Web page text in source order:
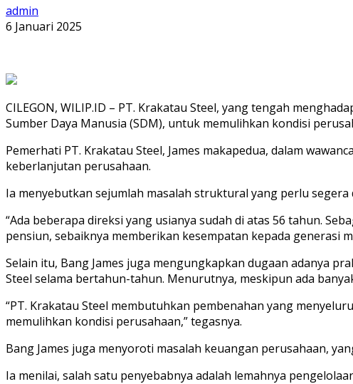
admin
6 Januari 2025
CILEGON, WILIP.ID – PT. Krakatau Steel, yang tengah
Sumber Daya Manusia (SDM), untuk memulihkan kondisi
Pemerhati PT. Krakatau Steel, James makapedua, dalam
keberlanjutan perusahaan.
Ia menyebutkan sejumlah masalah struktural yang perlu
“Ada beberapa direksi yang usianya sudah di atas 56 tahun.
pensiun, sebaiknya memberikan kesempatan kepada generasi
Selain itu, Bang James juga mengungkapkan dugaan adanya
Steel selama bertahun-tahun. Menurutnya, meskipun ada
“PT. Krakatau Steel membutuhkan pembenahan yang
memulihkan kondisi perusahaan,” tegasnya.
Bang James juga menyoroti masalah keuangan perusahaan,
Ia menilai, salah satu penyebabnya adalah lemahnya